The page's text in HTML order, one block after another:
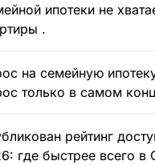
ипотеки не
.
на семейную
только в самом
рейтинг
где быстрее всего в